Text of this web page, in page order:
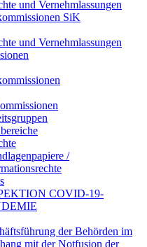
und Vernehmlassungen
SiK
und Vernehmlassungen
/
COVID-19-
der Behörden im
mit der Notfusion der